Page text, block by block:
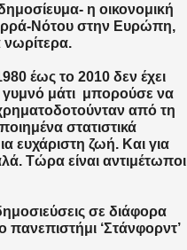
η οικονομική
Νότου στην Ευρώπη,
έως το 2010 δεν έχει
γυμνό μάτι μπορούσε να
από τη
στατιστικά
ευχάριστη ζωή. Και για
Τώρα είναι αντιμέτωποι
σε διάφορα
πανεπιστήμι ‘Στάνφορντ’